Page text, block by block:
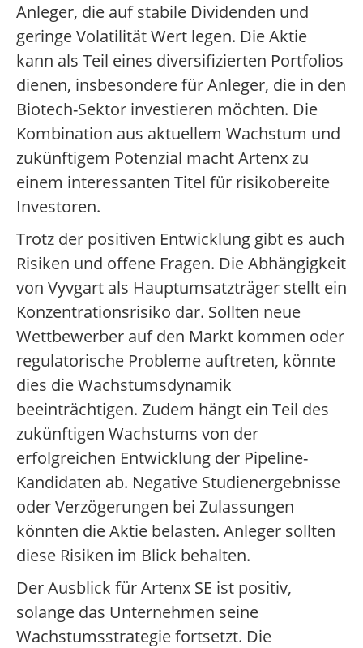
Anleger, die auf stabile Dividenden und
geringe Volatilität Wert legen. Die Aktie
kann als Teil eines diversifizierten Portfolios
dienen, insbesondere für Anleger, die in den
Biotech-Sektor investieren möchten. Die
Kombination aus aktuellem Wachstum und
zukünftigem Potenzial macht Artenx zu
einem interessanten Titel für risikobereite
Investoren.
Trotz der positiven Entwicklung gibt es auch
Risiken und offene Fragen. Die Abhängigkeit
von Vyvgart als Hauptumsatzträger stellt ein
Konzentrationsrisiko dar. Sollten neue
Wettbewerber auf den Markt kommen oder
regulatorische Probleme auftreten, könnte
dies die Wachstumsdynamik
beeinträchtigen. Zudem hängt ein Teil des
zukünftigen Wachstums von der
erfolgreichen Entwicklung der Pipeline-
Kandidaten ab. Negative Studienergebnisse
oder Verzögerungen bei Zulassungen
könnten die Aktie belasten. Anleger sollten
diese Risiken im Blick behalten.
Der Ausblick für Artenx SE ist positiv,
solange das Unternehmen seine
Wachstumsstrategie fortsetzt. Die